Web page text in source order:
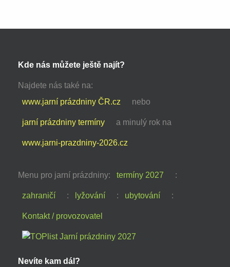
Kde nás můžete ještě najít?
Najdete nás také na:
www.jarní prázdniny ČR.cz
nebo
jarní prázdniny termíny a minulý rok na
www.jarni-prazdniny-2026.cz
Menu pro jarní prázdniny: termíny 2027 :
zahraničí : lyžování : ubytování :
Kontakt / provozovatel
Nevíte kam dál?